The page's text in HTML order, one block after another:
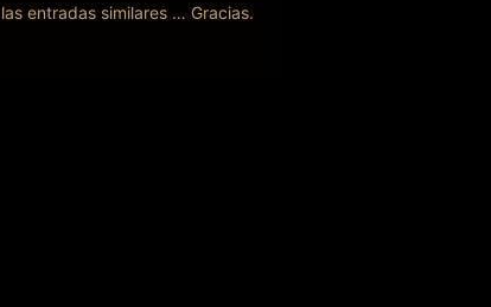
las entradas similares … Gracias.